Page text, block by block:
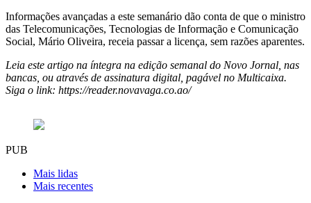
Informações avançadas a este semanário dão conta de que o ministro
das Telecomunicações, Tecnologias de Informação e Comunicação
Social, Mário Oliveira, receia passar a licença, sem razões aparentes.
Leia este artigo na íntegra na edição semanal do Novo Jornal, nas
bancas, ou através de assinatura digital, pagável no Multicaixa.
Siga o link: https://reader.novavaga.co.ao/
PUB
Mais lidas
Mais recentes